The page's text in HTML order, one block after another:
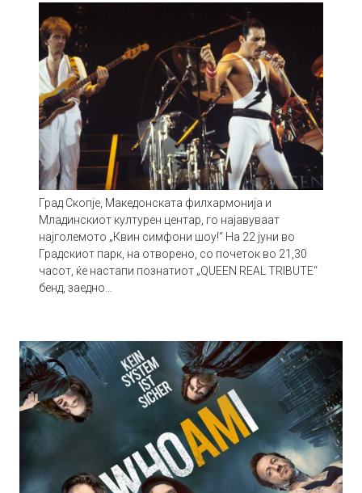
Град Скопје, Македонската филхармонија и
Младинскиот културен центар, го најавуваат
најголемото „Квин симфони шоу!“ На 22 јуни во
Градскиот парк, на отворено, со почеток во 21,30
часот, ќе настапи познатиот „QUEEN REAL TRIBUTE“
бенд, заедно…